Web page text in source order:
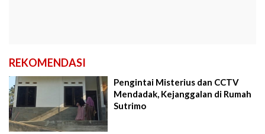
REKOMENDASI
Pengintai Misterius dan CCTV
Mendadak, Kejanggalan di Rumah
Sutrimo